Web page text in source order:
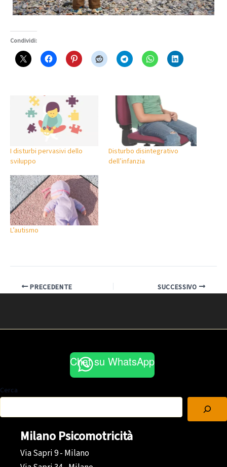
Condividi:
I disturbi pervasivi dello
sviluppo
Disturbo disintegrativo
dell’infanzia
L’autismo
PRECEDENTE SUCCESSIVO
Chat su WhatsApp
Cerca
Milano Psicomotricità
Via Sapri 9 - Milano